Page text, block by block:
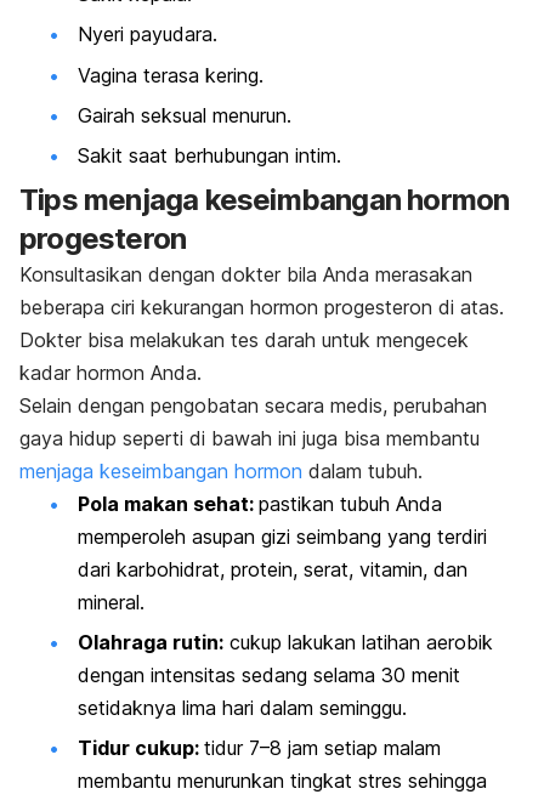
Nyeri payudara.
Vagina terasa kering.
Gairah seksual menurun.
Sakit saat berhubungan intim.
Tips menjaga keseimbangan hormon
progesteron
Konsultasikan dengan dokter bila Anda merasakan
beberapa ciri kekurangan hormon progesteron di atas.
Dokter bisa melakukan tes darah untuk mengecek
kadar hormon Anda.
Selain dengan pengobatan secara medis, perubahan
gaya hidup seperti di bawah ini juga bisa membantu
menjaga keseimbangan hormon dalam tubuh.
Pola makan sehat: pastikan tubuh Anda
memperoleh asupan gizi seimbang yang terdiri
dari karbohidrat, protein, serat, vitamin, dan
mineral.
Olahraga rutin: cukup lakukan latihan aerobik
dengan intensitas sedang selama 30 menit
setidaknya lima hari dalam seminggu.
Tidur cukup: tidur 7–8 jam setiap malam
membantu menurunkan tingkat stres sehingga